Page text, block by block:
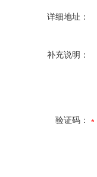
详细地址：
补充说明：
验证码：